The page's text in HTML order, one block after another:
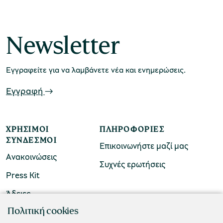
ομάδες
προγράμματα
εισιτήρια
εισιτηρίων
Newsletter
Εγγραφείτε για να λαμβάνετε νέα και ενημερώσεις.
Εγγραφή
ΧΡΉΣΙΜΟΙ
ΣΎΝΔΕΣΜΟΙ
Ανακοινώσεις
Press Kit
Άδειες
ΠΛΗΡΟΦΟΡΊΕΣ
Επικοινωνήστε μαζί μας
Συχνές ερωτήσεις
ΠΟΛΙΤΙΣΤΙΚΟ ΙΔΡΥΜΑ ΟΜΙΛΟΥ ΠΕΙΡΑΙΩΣ
Πολιτική cookies